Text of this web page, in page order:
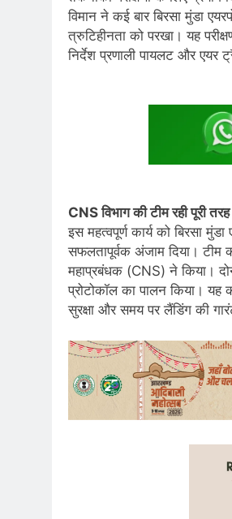
विमान ने कई बार बिरसा मुंडा
त्रुटिहीनता को परखा। यह
निर्देश प्रणाली पायलट और
CNS विभाग की टीम रही पूरी
इस महत्वपूर्ण कार्य को बिरसा
सफलतापूर्वक अंजाम दिया।
महाप्रबंधक (CNS) ने किया।
प्रोटोकॉल का पालन किया। यह
सुरक्षा और समय पर लैंडिंग की